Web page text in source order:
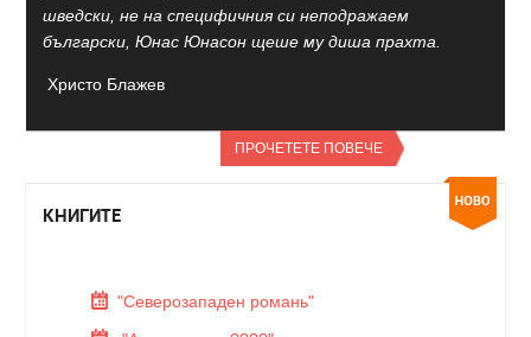
шведски, не на специфичния си неподражаем
български, Юнас Юнасон щеше му диша прахта.
Христо Блажев
ПРОЧЕТЕТЕ ПОВЕЧЕ
КНИГИТЕ
"Северозападен романь"